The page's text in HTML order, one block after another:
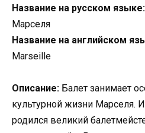
Название на русском языке:
Марселя
Название на английском
Marseille
Описание: Балет занимает
культурной жизни Марселя.
родился великий